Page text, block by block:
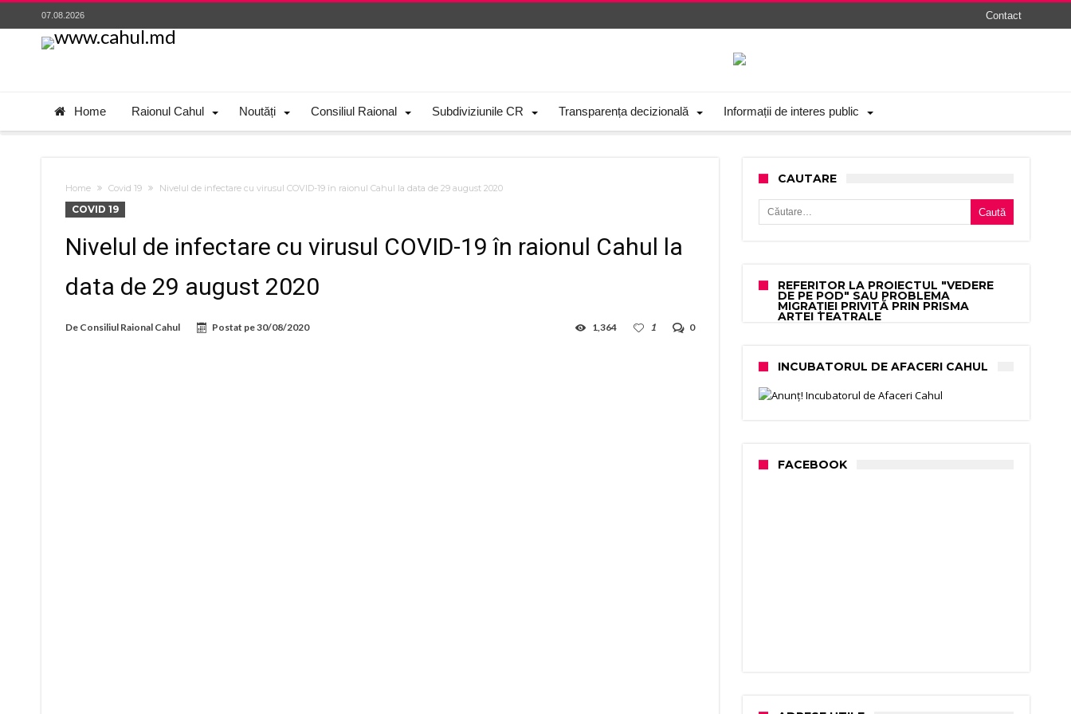
07.08.2026 Contact
Home Raionul Cahul Noutăți Consiliul Raional Subdiviziunile CR Transparența decizională Informații de interes public
Home Covid 19 Nivelul de infectare cu virusul COVID-19 în raionul Cahul la data de 29 august 2020
COVID 19
Nivelul de infectare cu virusul COVID-19 în raionul Cahul la
data de 29 august 2020
De Consiliul Raional Cahul Postat pe30/08/2020 0
1
1,364
CAUTARE
Caută după:
REFERITOR LA PROIECTUL "VEDERE
DE PE POD" SAU PROBLEMA
MIGRAȚIEI PRIVITĂ PRIN PRISMA
ARTEI TEATRALE
INCUBATORUL DE AFACERI CAHUL
FACEBOOK